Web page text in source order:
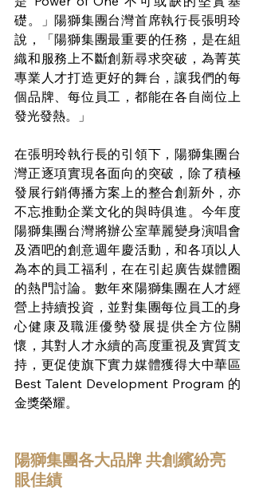
礎。」陽獅集團台灣首席執行長張明玲
說，「陽獅集團最重要的任務，是在組
織和服務上不斷創新尋求突破，為菁英
專業人才打造更好的舞台，讓我們的每
個品牌、每位員工，都能在各自崗位上
發光發熱。」
在張明玲執行長的引領下，陽獅集團台
灣正逐項實現各面向的突破，除了積極
發展行銷傳播方案上的整合創新外，亦
不忘推動企業文化的與時俱進。今年度
陽獅集團台灣將辦公室華麗變身演唱會
及酒吧的創意週年慶活動，和各項以人
為本的員工福利，在在引起廣告媒體圈
的熱門討論。數年來陽獅集團在人才經
營上持續投資，並對集團每位員工的身
心健康及職涯優勢發展提供全方位關
懷，其對人才永續的高度重視及實質支
持，更促使旗下實力媒體獲得大中華區
Best Talent Development Program 的
金獎榮耀。
陽獅集團各大品牌 共創繽紛亮
眼佳績